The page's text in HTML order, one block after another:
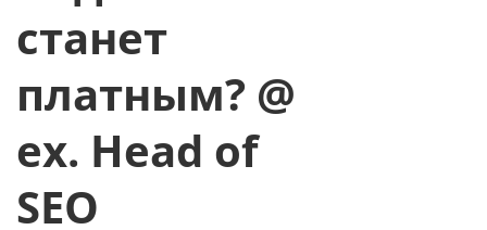
станет
платным? @
ex. Head of
SEO